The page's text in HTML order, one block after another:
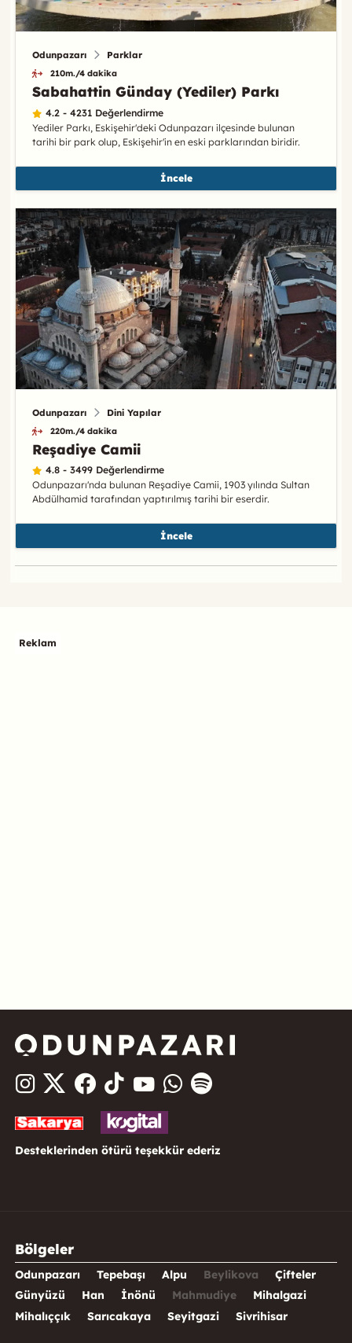
Odunpazarı Parklar
210m./4 dakika
Sabahattin Günday (Yediler) Parkı
4.2 - 4231 Değerlendirme
Yediler Parkı, Eskişehir'deki Odunpazarı ilçesinde bulunan
tarihi bir park olup, Eskişehir'in en eski parklarından biridir.
İncele
Odunpazarı Dini Yapılar
220m./4 dakika
Reşadiye Camii
4.8 - 3499 Değerlendirme
Odunpazarı'nda bulunan Reşadiye Camii, 1903 yılında Sultan
Abdülhamid tarafından yaptırılmış tarihi bir eserdir.
İncele
Reklam
Desteklerinden ötürü teşekkür ederiz
Bölgeler
Odunpazarı Tepebaşı Alpu Beylikova
Çifteler
Günyüzü
Han İnönü Mahmudiye
Mihalgazi
Mihalıççık
Sarıcakaya Seyitgazi Sivrihisar